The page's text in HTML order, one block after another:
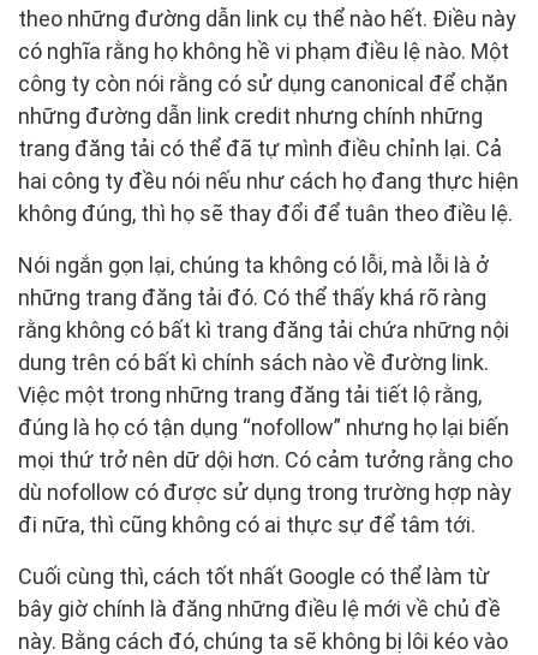
theo những đường dẫn link cụ thể nào hết. Điều này
có nghĩa rằng họ không hề vi phạm điều lệ nào. Một
công ty còn nói rằng có sử dụng canonical để chặn
những đường dẫn link credit nhưng chính những
trang đăng tải có thể đã tự mình điều chỉnh lại. Cả
hai công ty đều nói nếu như cách họ đang thực hiện
không đúng, thì họ sẽ thay đổi để tuân theo điều lệ.
Nói ngắn gọn lại, chúng ta không có lỗi, mà lỗi là ở
những trang đăng tải đó. Có thể thấy khá rõ ràng
rằng không có bất kì trang đăng tải chứa những nội
dung trên có bất kì chính sách nào về đường link.
Việc một trong những trang đăng tải tiết lộ rằng,
đúng là họ có tận dụng “nofollow” nhưng họ lại biến
mọi thứ trở nên dữ dội hơn. Có cảm tưởng rằng cho
dù nofollow có được sử dụng trong trường hợp này
đi nữa, thì cũng không có ai thực sự để tâm tới.
Cuối cùng thì, cách tốt nhất Google có thể làm từ
bây giờ chính là đăng những điều lệ mới về chủ đề
này. Bằng cách đó, chúng ta sẽ không bị lôi kéo vào